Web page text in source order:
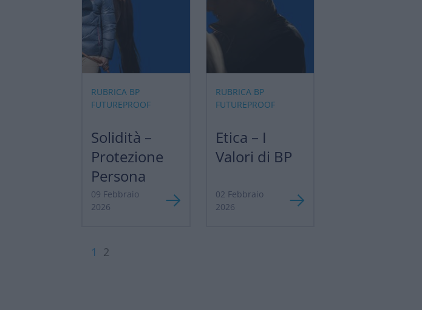
RUBRICA BP
FUTUREPROOF
Solidità –
Protezione
Persona
09 Febbraio
2026
RUBRICA BP
FUTUREPROOF
Etica – I
Valori di BP
02 Febbraio
2026
1 2